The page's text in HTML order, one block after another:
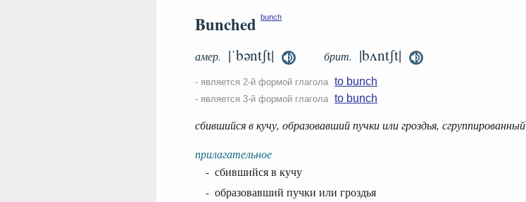
Bunched bunch
амер. |ˈbəntʃt| брит. |bʌntʃt|
- является 2-й формой глагола to bunch
- является 3-й формой глагола to bunch
сбившийся в кучу, образовавший пучки или гроздья, сгруппированный
прилагательное
- сбившийся в кучу
- образовавший пучки или гроздья